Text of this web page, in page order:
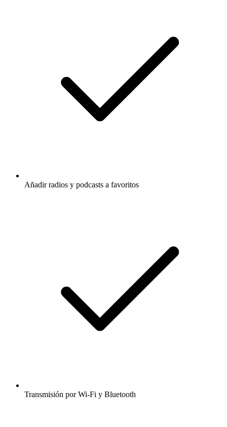
Añadir radios y podcasts a favoritos
Transmisión por Wi-Fi y Bluetooth